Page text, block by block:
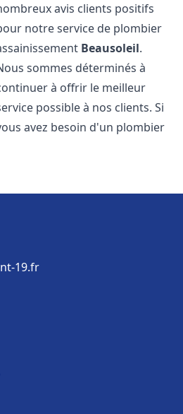
avis clients positifs
notre service de plombier
Beausoleil.
sommes déterminés à
à offrir le meilleur
possible à nos clients. Si
avez besoin d'un plombier
19.fr